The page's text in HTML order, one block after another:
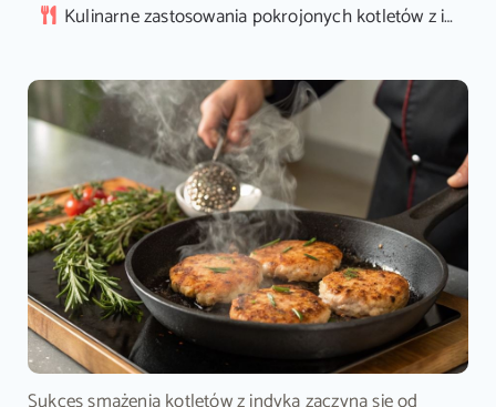
Kulinarne zastosowania pokrojonych kotletów z indyka